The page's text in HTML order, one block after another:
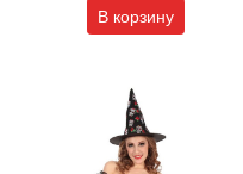
В корзину